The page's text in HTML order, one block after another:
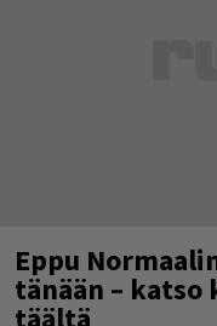
Eppu
tänään –
täältä